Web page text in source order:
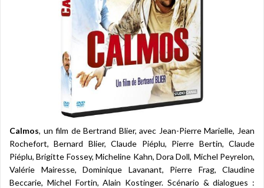
Calmos, un film de Bertrand Blier, avec Jean-Pierre Marielle, Jean
Rochefort, Bernard Blier, Claude Piéplu, Pierre Bertin, Claude
Piéplu, Brigitte Fossey, Micheline Kahn, Dora Doll, Michel Peyrelon,
Valérie Mairesse, Dominique Lavanant, Pierre Frag, Claudine
Beccarie, Michel Fortin, Alain Kostinger. Scénario & dialogues :